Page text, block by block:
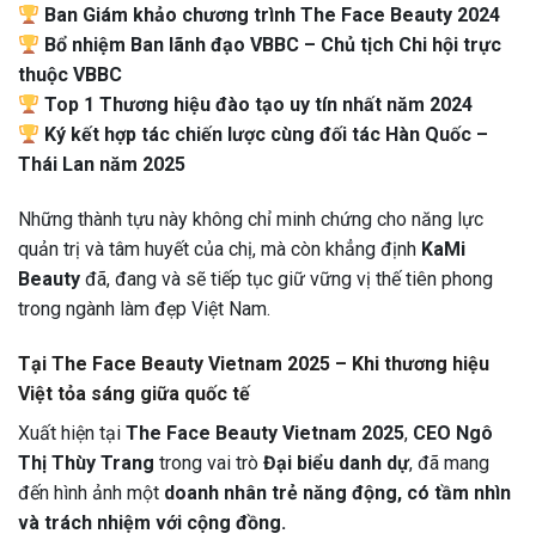
Ban Giám khảo chương trình The Face Beauty 2024
Bổ nhiệm Ban lãnh đạo VBBC – Chủ tịch Chi hội trực
thuộc VBBC
Top 1 Thương hiệu đào tạo uy tín nhất năm 2024
Ký kết hợp tác chiến lược cùng đối tác Hàn Quốc –
Thái Lan năm 2025
Những thành tựu này không chỉ minh chứng cho năng lực
quản trị và tâm huyết của chị, mà còn khẳng định KaMi
Beauty đã, đang và sẽ tiếp tục giữ vững vị thế tiên phong
trong ngành làm đẹp Việt Nam.
Tại The Face Beauty Vietnam 2025 – Khi thương hiệu
Việt tỏa sáng giữa quốc tế
Xuất hiện tại The Face Beauty Vietnam 2025, CEO Ngô
Thị Thùy Trang trong vai trò Đại biểu danh dự, đã mang
đến hình ảnh một doanh nhân trẻ năng động, có tầm nhìn
và trách nhiệm với cộng đồng.